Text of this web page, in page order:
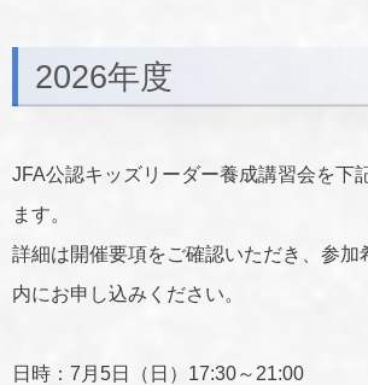
2026年度
JFA公認キッズリーダー養成講習会を下
ます。
詳細は開催要項をご確認いただき、参加
内にお申し込みください。
日時：7月5日（日）17:30～21:00